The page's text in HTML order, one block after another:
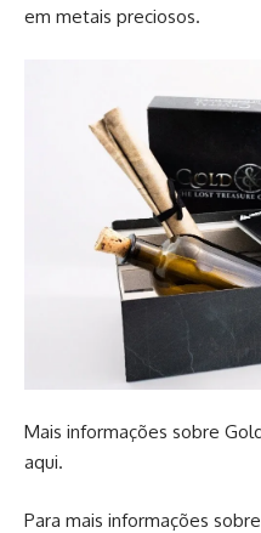
em metais preciosos.
Mais informações sobre
aqui.
Para mais informações